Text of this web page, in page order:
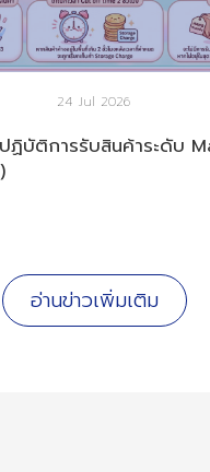
24 Jul 2026
ฏิบัติการรับสินค้าระดับ
อ่านข่าวเพิ่มเติม